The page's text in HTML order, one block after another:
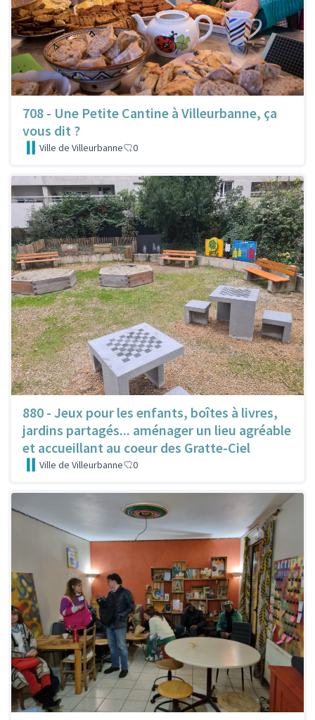
708 - Une Petite Cantine à Villeurbanne, ça
vous dit ?
Ville de Villeurbanne 0
880 - Jeux pour les enfants, boîtes à livres,
jardins partagés... aménager un lieu agréable
et accueillant au coeur des Gratte-Ciel
Ville de Villeurbanne 0